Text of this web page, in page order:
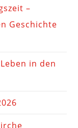
–
Geschichte
in den